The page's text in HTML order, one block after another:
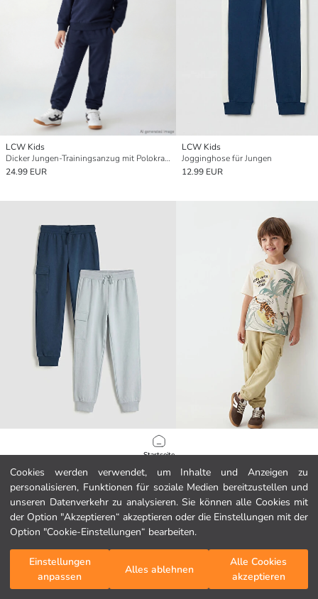
Cookies werden verwendet, um Inhalte und Anzeigen zu
personalisieren, Funktionen für soziale Medien bereitzustellen und
unseren Datenverkehr zu analysieren. Sie können alle Cookies mit
der Option "Akzeptieren“ akzeptieren oder die Einstellungen mit der
Option "Cookie-Einstellungen“ bearbeiten.
Einstellungen
anpassen
Alles ablehnen
Alle Cookies
akzeptieren
Startseite
Kategorien
Mein Warenkorb
LCW Kids
Dicker Jungen-Trainingsanzug mit Polokragen und Druck
24.99 EUR
LCW Kids
Jogginghose für Jungen
12.99 EUR
Jungen Cargo-Taschen-Sweatpants 2er-Pack
11.99 EUR
6.99 EUR